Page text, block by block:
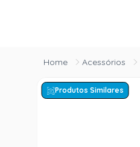
Acessórios
Produtos Similares